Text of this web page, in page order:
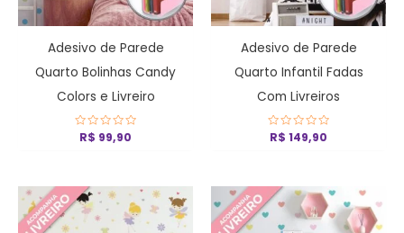
Adesivo de Parede
Quarto Bolinhas Candy
Colors e Livreiro
Avaliação
0R$ 99,90
Adesivo de Parede
Quarto Infantil Fadas
Com Livreiros
Avaliação
0
R$ 149,90